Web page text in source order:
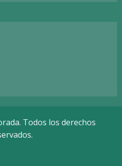
Todos los derechos